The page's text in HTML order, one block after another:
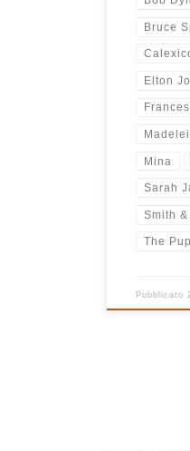
Bruce
Elton
Mina
Sarah
Smith
The
Pubblicato